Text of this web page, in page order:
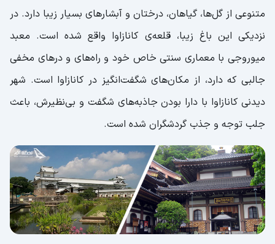
متنوعی از گل‌ها، گیاهان، درختان و آبشارهای بسیار زیبا دارد. در
نزدیکی این باغ زیبا، قلعه‌ی کانازاوا واقع شده است. معبد
میوروجی با معماری سنتی خاص خود و راه‌‌های و درهای مخفی
جالبی که دارد، از مکان‌های شگفت‌انگیز در کانازاوا است. شهر
دیدنی کانازاوا با دارا بودن جاذبه‌های شگفت و بی‌نظیرش، باعث
جلب توجه و جذب گردشگران شده است.